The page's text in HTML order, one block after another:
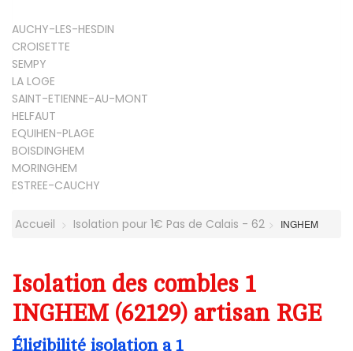
AUCHY-LES-HESDIN
CROISETTE
SEMPY
LA LOGE
SAINT-ETIENNE-AU-MONT
HELFAUT
EQUIHEN-PLAGE
BOISDINGHEM
MORINGHEM
ESTREE-CAUCHY
Accueil Isolation pour 1€ Pas de Calais - 62 INGHEM
Isolation des combles 1
INGHEM (62129) artisan RGE
Éligibilité isolation a 1